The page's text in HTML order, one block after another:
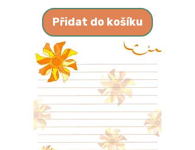
Přidat do košíku